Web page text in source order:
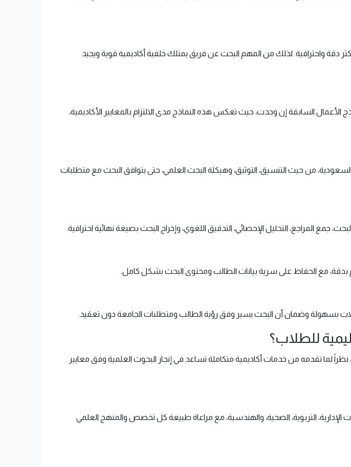
دقة واحترافية. لذلك من المهم البحث عن فريق يمتلك خلفية أكاديمية قوية ويجيد
السابقة إن وجدت، حيث تعكس هذه النماذج مدى الالتزام بالمعايير الأكاديمية،
من حيث التنسيق، التوثيق، وهيكلة البحث العلمي، حتى يتوافق البحث مع متطلبات
المراجع، التحليل الإحصائي، التدقيق اللغوي، وإخراج البحث بصيغة نهائية احترافية.
بدقة، مع الحفاظ على سرية بيانات الطالب ومحتوى البحث بشكل كامل.
بسهولة وضمان أن البحث يسير وفق رؤية الطالب ومتطلبات الجامعة دون تعقيد.
للطلاب؟
لما تقدمه من خدمات أكاديمية متكاملة تساعد في إنجاز البحوث العلمية وفق معايير
التربوية، الصحية، والهندسية، مع مراعاة طبيعة كل تخصص والمنهج العلمي